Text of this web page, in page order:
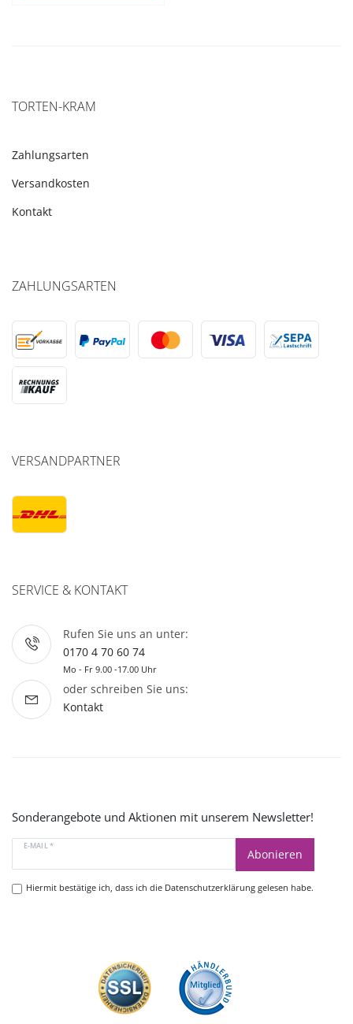
TORTEN-KRAM
Zahlungsarten
Versandkosten
Kontakt
ZAHLUNGSARTEN
VERSANDPARTNER
SERVICE & KONTAKT
Rufen Sie uns an unter:
0170 4 70 60 74
Mo - Fr 9.00 -17.00 Uhr
oder schreiben Sie uns:
Kontakt
Sonderangebote und Aktionen mit unserem Newsletter!
E-MAIL *
Abonieren
Hiermit bestätige ich, dass ich die Datenschutzerklärunggelesen habe.